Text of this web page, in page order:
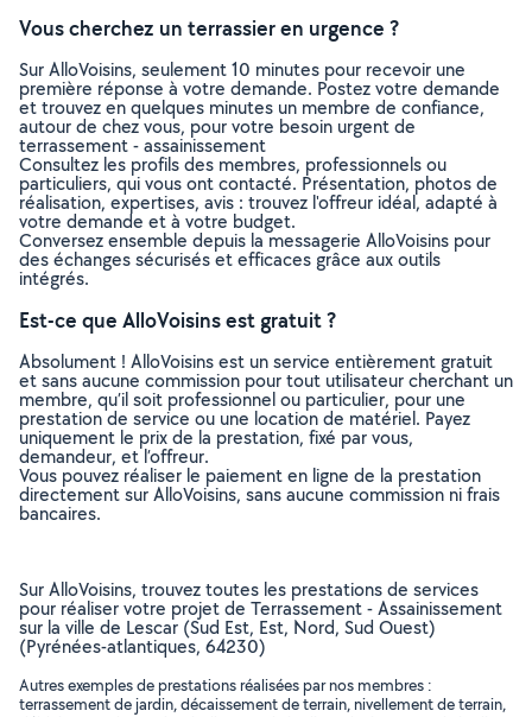
Vous cherchez un terrassier en urgence ?
Sur AlloVoisins, seulement 10 minutes pour recevoir une
première réponse à votre demande. Postez votre demande
et trouvez en quelques minutes un membre de confiance,
autour de chez vous, pour votre besoin urgent de
terrassement - assainissement
Consultez les profils des membres, professionnels ou
particuliers, qui vous ont contacté. Présentation, photos de
réalisation, expertises, avis : trouvez l'offreur idéal, adapté à
votre demande et à votre budget.
Conversez ensemble depuis la messagerie AlloVoisins pour
des échanges sécurisés et efficaces grâce aux outils
intégrés.
Est-ce que AlloVoisins est gratuit ?
Absolument ! AlloVoisins est un service entièrement gratuit
et sans aucune commission pour tout utilisateur cherchant un
membre, qu’il soit professionnel ou particulier, pour une
prestation de service ou une location de matériel. Payez
uniquement le prix de la prestation, fixé par vous,
demandeur, et l’offreur.
Vous pouvez réaliser le paiement en ligne de la prestation
directement sur AlloVoisins, sans aucune commission ni frais
bancaires.
Sur AlloVoisins, trouvez toutes les prestations de services
pour réaliser votre projet de Terrassement - Assainissement
sur la ville de Lescar (Sud Est, Est, Nord, Sud Ouest)
(Pyrénées-atlantiques, 64230)
Autres exemples de prestations réalisées par nos membres :
terrassement de jardin, décaissement de terrain, nivellement de terrain,